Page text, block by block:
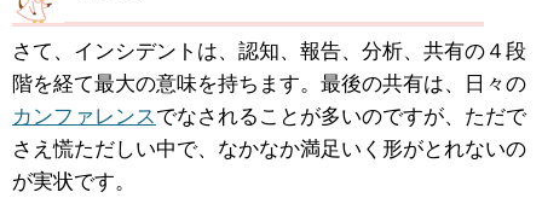
さて、インシデントは、認知、報告、分析、共有の４段
階を経て最大の意味を持ちます。最後の共有は、日々の
カンファレンス でなされることが多いのですが、ただで
さえ慌ただしい中で、なかなか満足いく形がとれないの
が実状です。